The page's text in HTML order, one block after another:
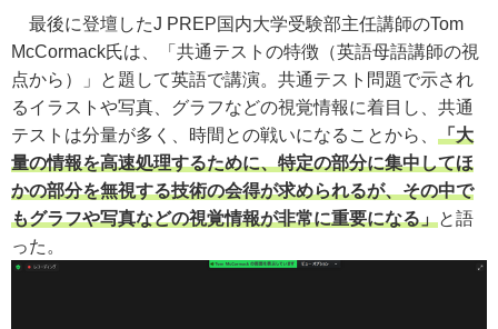
最後に登壇したJ PREP国内大学受験部主任講師のTom
McCormack氏は、「共通テストの特徴（英語母語講師の視
点から）」と題して英語で講演。共通テスト問題で示され
るイラストや写真、グラフなどの視覚情報に着目し、共通
テストは分量が多く、時間との戦いになることから、 「大
量の情報を高速処理するために、特定の部分に集中してほ
かの部分を無視する技術の会得が求められるが、その中で
もグラフや写真などの視覚情報が非常に重要になる」と語
った。